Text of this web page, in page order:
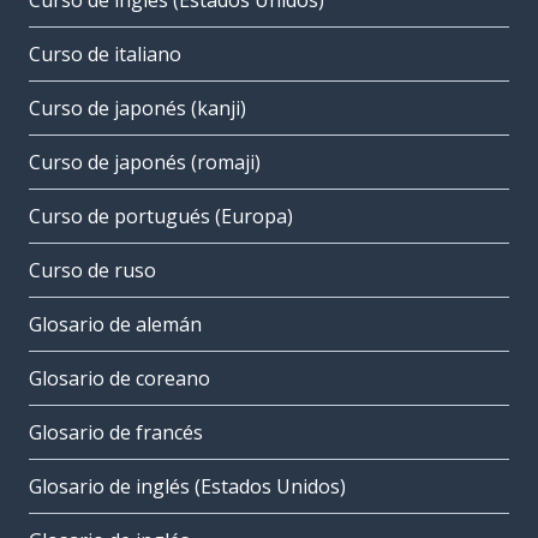
Curso de italiano
Curso de japonés (kanji)
Curso de japonés (romaji)
Curso de portugués (Europa)
Curso de ruso
Glosario de alemán
Glosario de coreano
Glosario de francés
Glosario de inglés (Estados Unidos)